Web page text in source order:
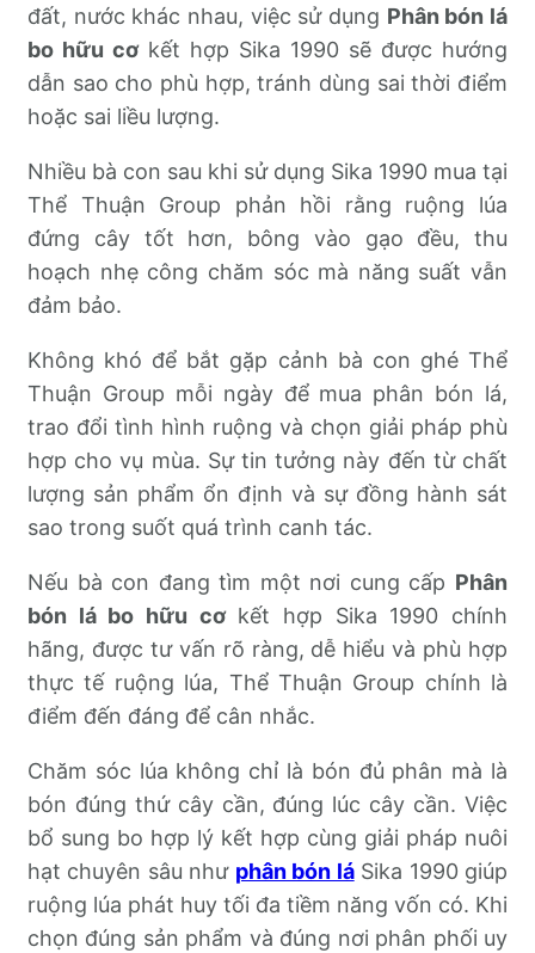
đất, nước khác nhau, việc sử dụng Phân bón lá
bo hữu cơkết hợp Sika 1990 sẽ được hướng
dẫn sao cho phù hợp, tránh dùng sai thời điểm
hoặc sai liều lượng.
Nhiều bà con sau khi sử dụng Sika 1990 mua tại
Thể Thuận Group phản hồi rằng ruộng lúa
đứng cây tốt hơn, bông vào gạo đều, thu
hoạch nhẹ công chăm sóc mà năng suất vẫn
đảm bảo.
Không khó để bắt gặp cảnh bà con ghé Thể
Thuận Group mỗi ngày để mua phân bón lá,
trao đổi tình hình ruộng và chọn giải pháp phù
hợp cho vụ mùa. Sự tin tưởng này đến từ chất
lượng sản phẩm ổn định và sự đồng hành sát
sao trong suốt quá trình canh tác.
Nếu bà con đang tìm một nơi cung cấp Phân
bón lá bo hữu cơkết hợp Sika 1990 chính
hãng, được tư vấn rõ ràng, dễ hiểu và phù hợp
thực tế ruộng lúa, Thể Thuận Group chính là
điểm đến đáng để cân nhắc.
Chăm sóc lúa không chỉ là bón đủ phân mà là
bón đúng thứ cây cần, đúng lúc cây cần. Việc
bổ sung bo hợp lý kết hợp cùng giải pháp nuôi
hạt chuyên sâu như phân bón láSika 1990 giúp
ruộng lúa phát huy tối đa tiềm năng vốn có. Khi
chọn đúng sản phẩm và đúng nơi phân phối uy